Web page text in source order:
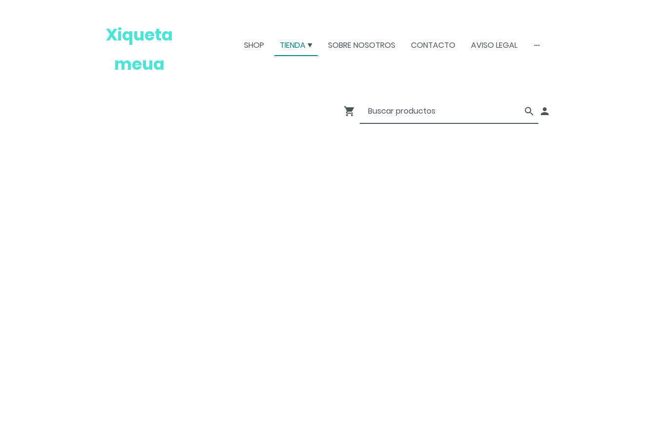
Xiqueta
meua
SHOP TIENDA SOBRE NOSOTROS CONTACTO AVISO LEGAL